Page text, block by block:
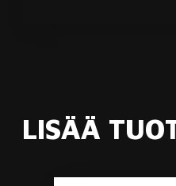
LISÄÄ